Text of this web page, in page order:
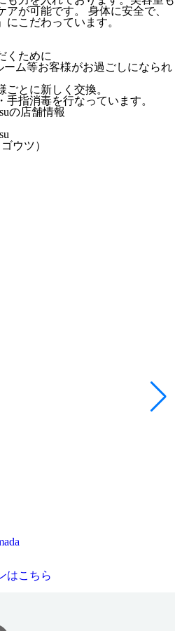
が可能です。 身体に安全で、
こだわっています。
くために
ーム等お客様がお過ごしになられ
ごとに新しく交換。
手指消毒を行なっています。
の店舗情報
ウツ）
はこちら